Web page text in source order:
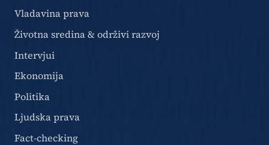
Vladavina prava
Životna sredina & održivi razvoj
Intervjui
Ekonomija
Politika
Ljudska prava
Fact-checking